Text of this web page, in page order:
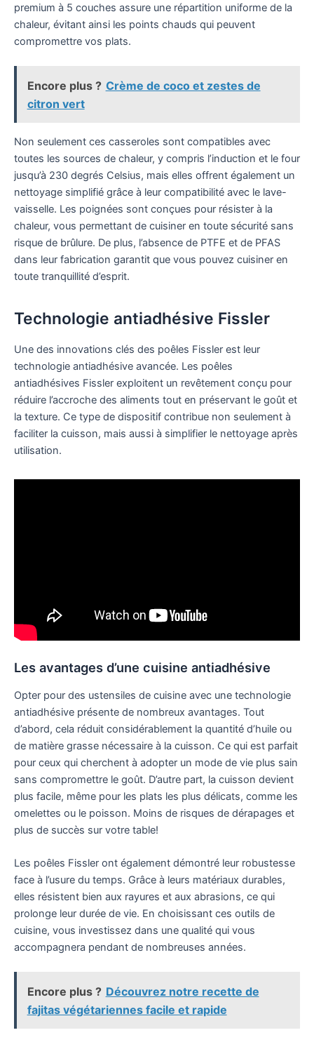
premium à 5 couches assure une répartition uniforme de la
chaleur, évitant ainsi les points chauds qui peuvent
compromettre vos plats.
Encore plus ? Crème de coco et zestes de
citron vert
Non seulement ces casseroles sont compatibles avec
toutes les sources de chaleur, y compris l’induction et le four
jusqu’à 230 degrés Celsius, mais elles offrent également un
nettoyage simplifié grâce à leur compatibilité avec le lave-
vaisselle. Les poignées sont conçues pour résister à la
chaleur, vous permettant de cuisiner en toute sécurité sans
risque de brûlure. De plus, l’absence de PTFE et de PFAS
dans leur fabrication garantit que vous pouvez cuisiner en
toute tranquillité d’esprit.
Technologie antiadhésive Fissler
Une des innovations clés des poêles Fissler est leur
technologie antiadhésive avancée. Les poêles
antiadhésives Fissler exploitent un revêtement conçu pour
réduire l’accroche des aliments tout en préservant le goût et
la texture. Ce type de dispositif contribue non seulement à
faciliter la cuisson, mais aussi à simplifier le nettoyage après
utilisation.
Les avantages d’une cuisine antiadhésive
Opter pour des ustensiles de cuisine avec une technologie
antiadhésive présente de nombreux avantages. Tout
d’abord, cela réduit considérablement la quantité d’huile ou
de matière grasse nécessaire à la cuisson. Ce qui est parfait
pour ceux qui cherchent à adopter un mode de vie plus sain
sans compromettre le goût. D’autre part, la cuisson devient
plus facile, même pour les plats les plus délicats, comme les
omelettes ou le poisson. Moins de risques de dérapages et
plus de succès sur votre table!
Les poêles Fissler ont également démontré leur robustesse
face à l’usure du temps. Grâce à leurs matériaux durables,
elles résistent bien aux rayures et aux abrasions, ce qui
prolonge leur durée de vie. En choisissant ces outils de
cuisine, vous investissez dans une qualité qui vous
accompagnera pendant de nombreuses années.
Encore plus ? Découvrez notre recette de
fajitas végétariennes facile et rapide